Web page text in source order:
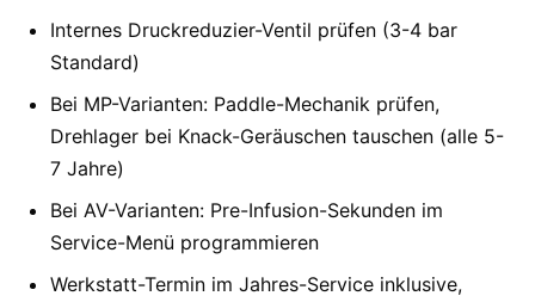
Internes Druckreduzier-Ventil prüfen (3-4 bar
Standard)
Bei MP-Varianten: Paddle-Mechanik prüfen,
Drehlager bei Knack-Geräuschen tauschen (alle 5-
7 Jahre)
Bei AV-Varianten: Pre-Infusion-Sekunden im
Service-Menü programmieren
Werkstatt-Termin im Jahres-Service inklusive,